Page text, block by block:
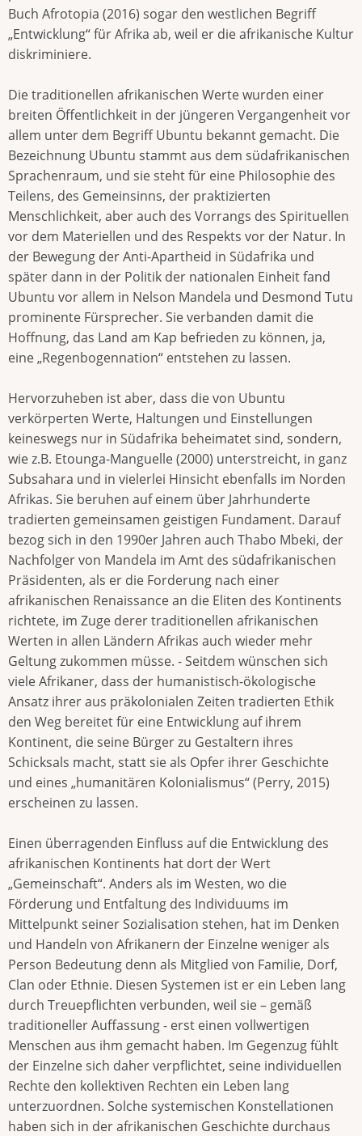
Buch Afrotopia (2016) sogar den westlichen Begriff
„Entwicklung“ für Afrika ab, weil er die afrikanische Kultur
diskriminiere.
Die traditionellen afrikanischen Werte wurden einer
breiten Öffentlichkeit in der jüngeren Vergangenheit vor
allem unter dem Begriff Ubuntu bekannt gemacht. Die
Bezeichnung Ubuntu stammt aus dem südafrikanischen
Sprachenraum, und sie steht für eine Philosophie des
Teilens, des Gemeinsinns, der praktizierten
Menschlichkeit, aber auch des Vorrangs des Spirituellen
vor dem Materiellen und des Respekts vor der Natur. In
der Bewegung der Anti-Apartheid in Südafrika und
später dann in der Politik der nationalen Einheit fand
Ubuntu vor allem in Nelson Mandela und Desmond Tutu
prominente Fürsprecher. Sie verbanden damit die
Hoffnung, das Land am Kap befrieden zu können, ja,
eine „Regenbogennation“ entstehen zu lassen.
Hervorzuheben ist aber, dass die von Ubuntu
verkörperten Werte, Haltungen und Einstellungen
keineswegs nur in Südafrika beheimatet sind, sondern,
wie z.B. Etounga-Manguelle (2000) unterstreicht, in ganz
Subsahara und in vielerlei Hinsicht ebenfalls im Norden
Afrikas. Sie beruhen auf einem über Jahrhunderte
tradierten gemeinsamen geistigen Fundament. Darauf
bezog sich in den 1990er Jahren auch Thabo Mbeki, der
Nachfolger von Mandela im Amt des südafrikanischen
Präsidenten, als er die Forderung nach einer
afrikanischen Renaissance an die Eliten des Kontinents
richtete, im Zuge derer traditionellen afrikanischen
Werten in allen Ländern Afrikas auch wieder mehr
Geltung zukommen müsse. - Seitdem wünschen sich
viele Afrikaner, dass der humanistisch-ökologische
Ansatz ihrer aus präkolonialen Zeiten tradierten Ethik
den Weg bereitet für eine Entwicklung auf ihrem
Kontinent, die seine Bürger zu Gestaltern ihres
Schicksals macht, statt sie als Opfer ihrer Geschichte
und eines „humanitären Kolonialismus“ (Perry, 2015)
erscheinen zu lassen.
Einen überragenden Einfluss auf die Entwicklung des
afrikanischen Kontinents hat dort der Wert
„Gemeinschaft“. Anders als im Westen, wo die
Förderung und Entfaltung des Individuums im
Mittelpunkt seiner Sozialisation stehen, hat im Denken
und Handeln von Afrikanern der Einzelne weniger als
Person Bedeutung denn als Mitglied von Familie, Dorf,
Clan oder Ethnie. Diesen Systemen ist er ein Leben lang
durch Treuepflichten verbunden, weil sie – gemäß
traditioneller Auffassung - erst einen vollwertigen
Menschen aus ihm gemacht haben. Im Gegenzug fühlt
der Einzelne sich daher verpflichtet, seine individuellen
Rechte den kollektiven Rechten ein Leben lang
unterzuordnen. Solche systemischen Konstellationen
haben sich in der afrikanischen Geschichte durchaus